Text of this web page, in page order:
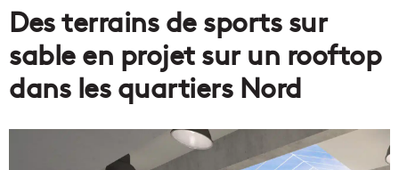
Des terrains de sports sur
sable en projet sur un rooftop
dans les quartiers Nord